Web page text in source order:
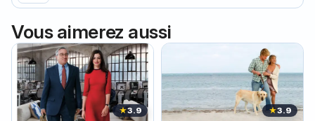
Vous aimerez aussi
★3.9 ★3.9